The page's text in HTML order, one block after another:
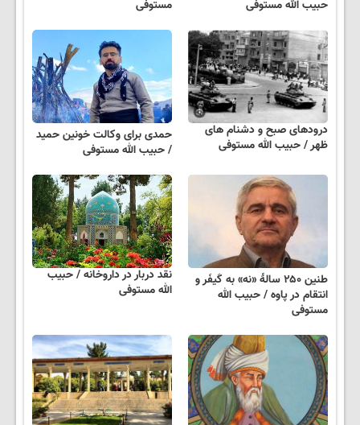
حبیب الله مستوفی
مستوفی
درودهای صبح و دشنام های
ظهر / حبیب الله مستوفی
حمدی برای وکالت خونین حمید
/ حبیب الله مستوفی
طنین ۲۵۰ سالهٔ «نه» به کَیفَر و
انتقام در پاوه / حبیب الله
مستوفی
نقد دربار در داروخانه / حبیب
الله مستوفی